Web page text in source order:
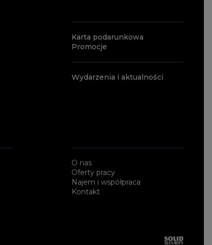
Karta podarunkowa
Promocje
Wydarzenia i aktualności
O nas
Oferty pracy
Najem i współpraca
Kontakt